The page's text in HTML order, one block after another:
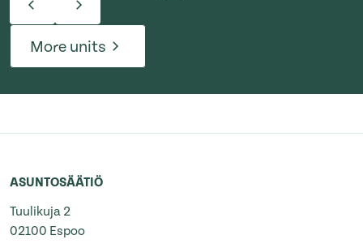
More units
ASUNTOSÄÄTIÖ
Tuulikuja 2
02100 Espoo